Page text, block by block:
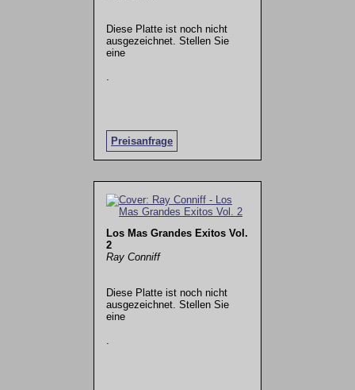
Diese Platte ist noch nicht
ausgezeichnet. Stellen Sie
eine
Preisanfrage
Los Mas Grandes Exitos Vol.
2
Ray Conniff
Diese Platte ist noch nicht
ausgezeichnet. Stellen Sie
eine
.